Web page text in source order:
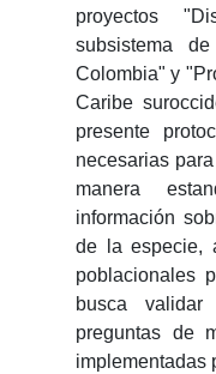
proyectos
subsistema
Colombia" y
Caribe
presente
necesarias
manera
información
de la especie,
poblacionales
busca
preguntas de
implementadas